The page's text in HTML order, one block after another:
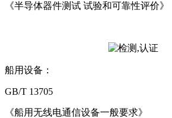
《半导体器件测试 试验和可靠性评价》
船用设备：
GB/T 13705
《船用无线电通信设备一般要求》